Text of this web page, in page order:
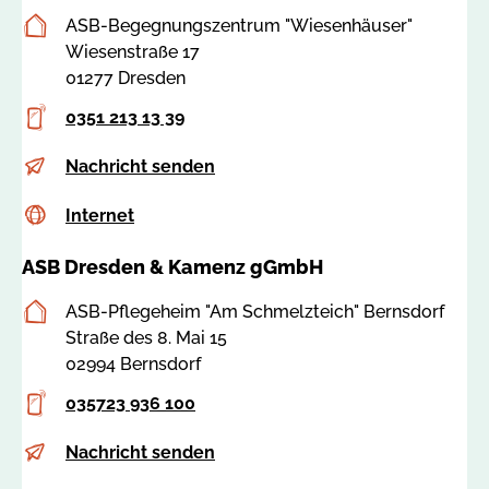
n
z
e
d
e
n
-
a
e
z
d
n
s
t
e
n
a
b
d
r
e
s
e
:
7
8
5
5
Postanschrift
ASB-Begegnungszentrum "Wiesenhäuser"
Wiesenstraße 17
01277 Dresden
Telefon
0351 213 13 39
w
e
e
h
a
e
u
e
Nachricht senden
Internet
c
s
:
7
8
5
6
Internet
ASB Dresden & Kamenz gGmbH
Postanschrift
ASB-Pflegeheim "Am Schmelzteich" Bernsdorf
Straße des 8. Mai 15
02994 Bernsdorf
Telefon
035723 936 100
p
Nachricht senden